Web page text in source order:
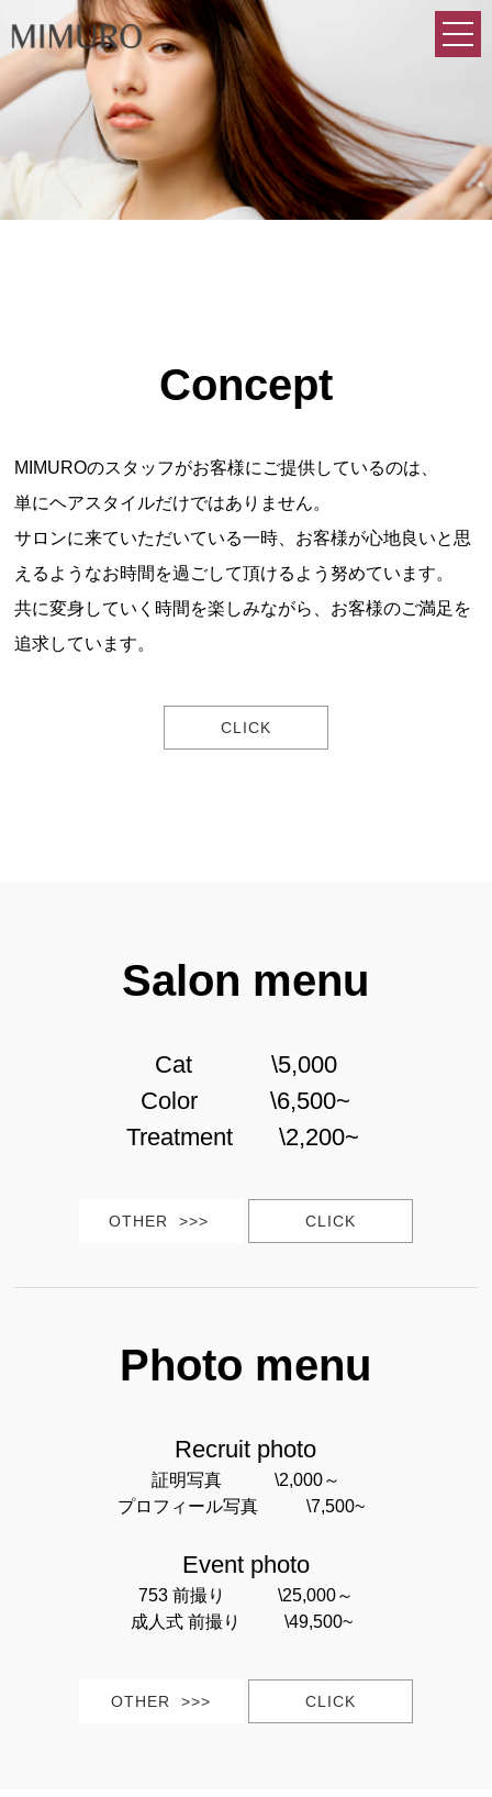
Concept
MIMUROのスタッフがお客様にご提供しているのは、
単にヘアスタイルだけではありません。
サロンに来ていただいている一時、お客様が心地良いと思
えるようなお時間を過ごして頂けるよう努めています。
共に変身していく時間を楽しみながら、お客様のご満足を
追求しています。
CLICK
Salon menu
Cat \5,000
Color \6,500~
Treatment \2,200~
OTHER >>> CLICK
Photo menu
Recruit photo
証明写真 \2,000～
プロフィール写真 \7,500~
Event photo
753 前撮り \25,000～
成人式 前撮り \49,500~
OTHER >>> CLICK